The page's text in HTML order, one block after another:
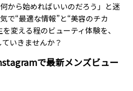
から始めればいいのだろう」と迷
で“最適な情報”と“美容のチカ
変える程のビューティ体験を、
いきませんか？
で最新メンズビュー